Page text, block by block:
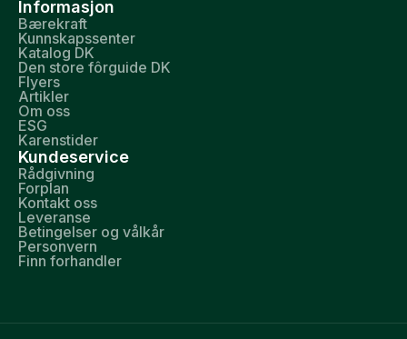
Informasjon
Bærekraft
Kunnskapssenter
Katalog DK
Den store fôrguide DK
Flyers
Artikler
Om oss
ESG
Karenstider
Kundeservice
Rådgivning
Forplan
Kontakt oss
Leveranse
Betingelser og vålkår
Personvern
Finn forhandler